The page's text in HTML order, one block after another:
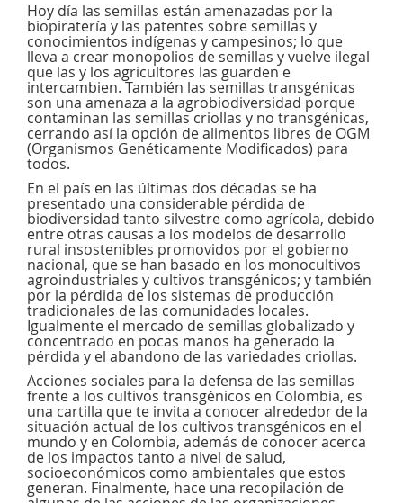
Hoy día las semillas están amenazadas por la
biopiratería y las patentes sobre semillas y
conocimientos indígenas y campesinos; lo que
lleva a crear monopolios de semillas y vuelve ilegal
que las y los agricultores las guarden e
intercambien. También las semillas transgénicas
son una amenaza a la agrobiodiversidad porque
contaminan las semillas criollas y no transgénicas,
cerrando así la opción de alimentos libres de OGM
(Organismos Genéticamente Modificados) para
todos.
En el país en las últimas dos décadas se ha
presentado una considerable pérdida de
biodiversidad tanto silvestre como agrícola, debido
entre otras causas a los modelos de desarrollo
rural insostenibles promovidos por el gobierno
nacional, que se han basado en los monocultivos
agroindustriales y cultivos transgénicos; y también
por la pérdida de los sistemas de producción
tradicionales de las comunidades locales.
Igualmente el mercado de semillas globalizado y
concentrado en pocas manos ha generado la
pérdida y el abandono de las variedades criollas.
Acciones sociales para la defensa de las semillas
frente a los cultivos transgénicos en Colombia, es
una cartilla que te invita a conocer alrededor de la
situación actual de los cultivos transgénicos en el
mundo y en Colombia, además de conocer acerca
de los impactos tanto a nivel de salud,
socioeconómicos como ambientales que estos
generan. Finalmente, hace una recopilación de